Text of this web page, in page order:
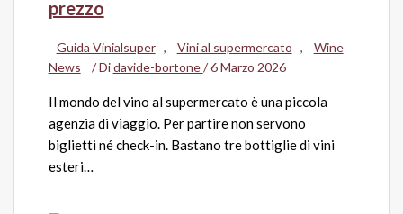
prezzo
Guida Vinialsuper , Vini al supermercato ,
Wine
News
/ Didavide-bortone/6 Marzo 2026
Il mondo del vino al supermercato è una piccola
agenzia di viaggio. Per partire non servono
biglietti né check-in. Bastano tre bottiglie di vini
esteri…